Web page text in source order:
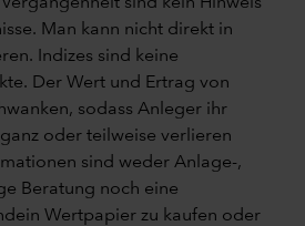
Man kann nicht direkt in
Indizes sind keine
Der Wert und Ertrag von
sodass Anleger ihr
oder teilweise verlieren
sind weder Anlage-,
Beratung noch eine
Wertpapier zu kaufen oder